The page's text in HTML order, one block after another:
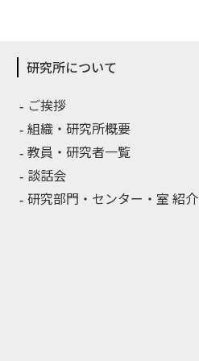
研究所について
ご挨拶
組織・研究所概要
教員・研究者一覧
談話会
研究部門・センター・室 紹介